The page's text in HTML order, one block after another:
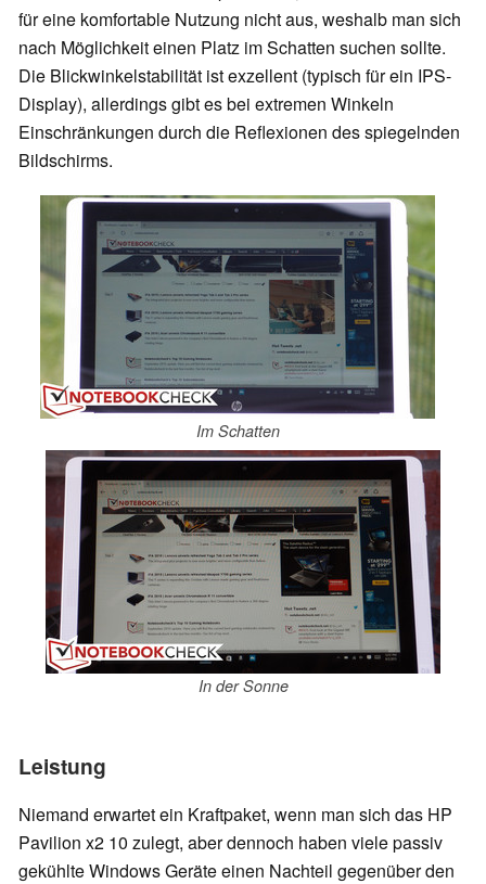
für eine komfortable Nutzung nicht aus, weshalb man sich
nach Möglichkeit einen Platz im Schatten suchen sollte.
Die Blickwinkelstabilität ist exzellent (typisch für ein IPS-
Display), allerdings gibt es bei extremen Winkeln
Einschränkungen durch die Reflexionen des spiegelnden
Bildschirms.
Im Schatten
In der Sonne
Leistung
Niemand erwartet ein Kraftpaket, wenn man sich das HP
Pavilion x2 10 zulegt, aber dennoch haben viele passiv
gekühlte Windows Geräte einen Nachteil gegenüber den